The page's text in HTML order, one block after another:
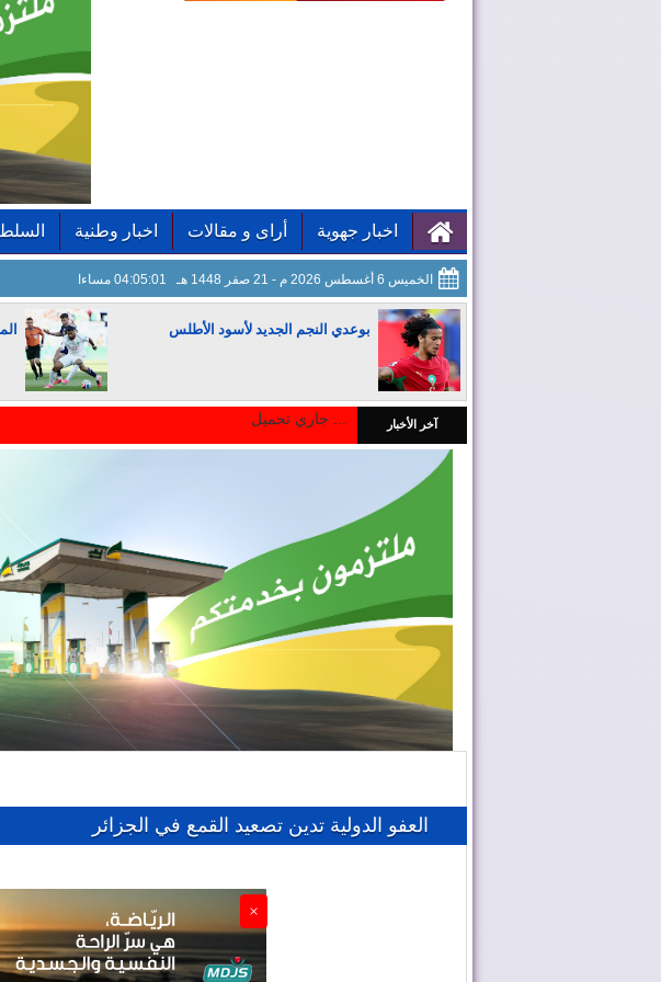
اخبار جهوية أراى و مقالات اخبار وطنية
الخميس 6 أغسطس 2026 م - 21 صفر 1448 هـ 04:05:02 مساءا
بوعدي النجم الجديد لأسود الأطلس
المغرب يجذب كبار المستثمرين آخر الأخبار
العفو الدولية تدين تصعيد القمع في الجزائر
×